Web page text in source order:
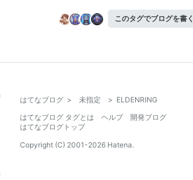
このタグでブログを書く
はてなブログ > 未指定 > ELDENRING
はてなブログ タグとは
ヘルプ
開発ブログ
はてなブログトップ
Copyright (C) 2001-2026 Hatena.